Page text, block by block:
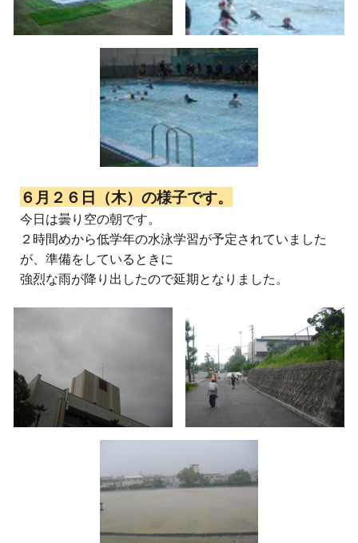
６月２６日（木）の様子です。
今日は曇り空の朝です。
２時間めから低学年の水泳学習が予定されていました
が、準備をしているときに
強烈な雨が降り出したので延期となりました。